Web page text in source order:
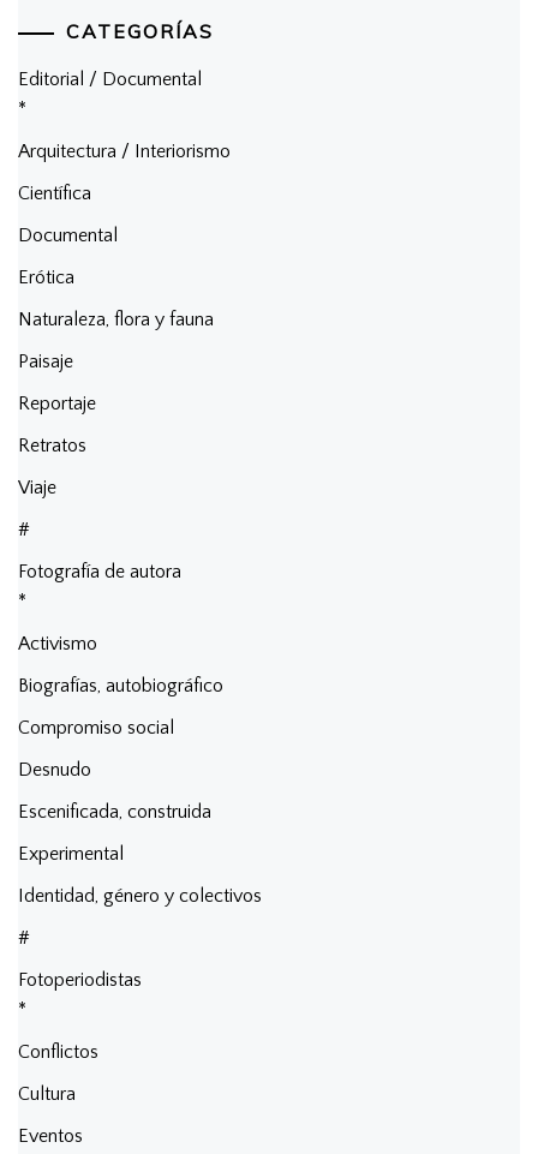
CATEGORÍAS
Editorial / Documental
*
Arquitectura / Interiorismo
Científica
Documental
Erótica
Naturaleza, flora y fauna
Paisaje
Reportaje
Retratos
Viaje
#
Fotografía de autora
*
Activismo
Biografías, autobiográfico
Compromiso social
Desnudo
Escenificada, construida
Experimental
Identidad, género y colectivos
#
Fotoperiodistas
*
Conflictos
Cultura
Eventos